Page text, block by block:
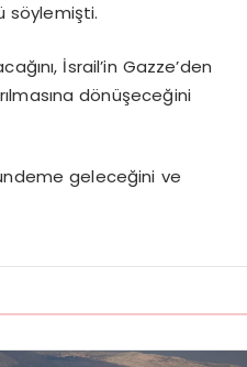
söylemişti.
İsrail’in Gazze’den
dönüşeceğini
geleceğini ve